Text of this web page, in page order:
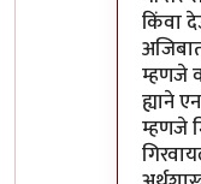
किंवा
म्हणजे
ह्याने
म्हणजे